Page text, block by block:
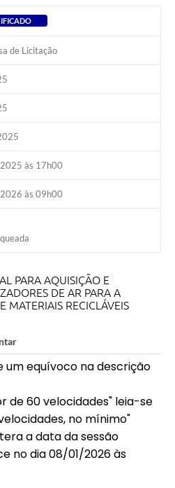
de Licitação
às 17h00
às 09h00
PARA AQUISIÇÃO E
DE AR PARA A
MATERIAIS RECICLÁVEIS
um equívoco na descrição
de 60 velocidades" leia-se
no mínimo"
a data da sessão
no dia 08/01/2026 às